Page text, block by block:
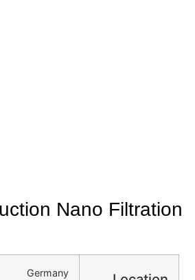
Nano Filtration
Germany